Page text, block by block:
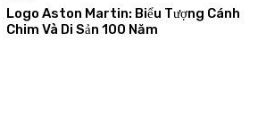
Logo Aston Martin: Biểu Tượng Cánh
Chim Và Di Sản 100 Năm